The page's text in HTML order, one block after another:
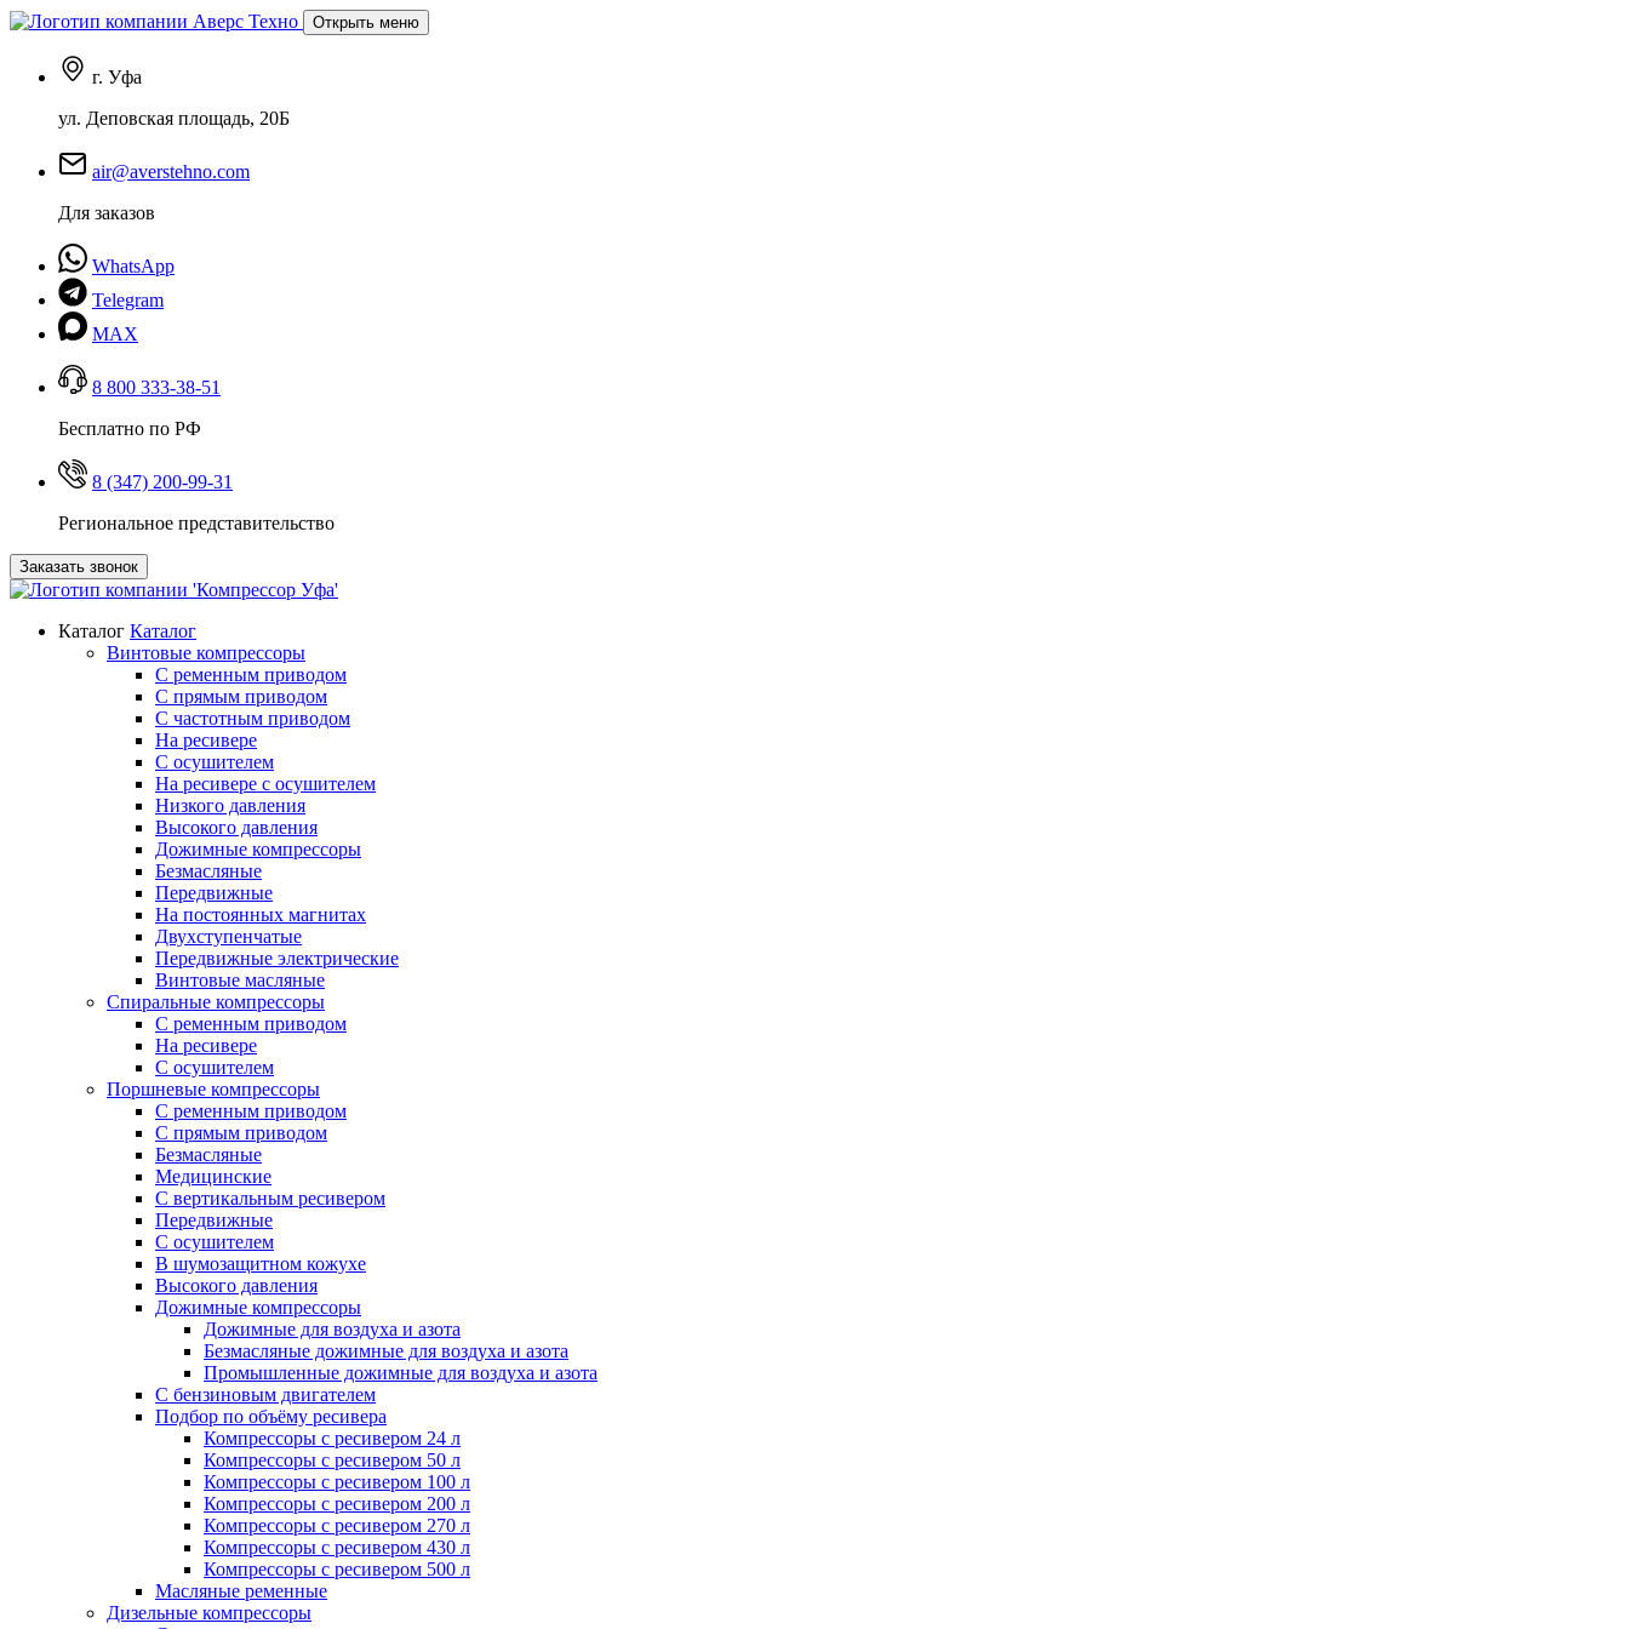
Открыть меню
г. Уфа
ул. Деповская площадь, 20Б
air@averstehno.com
Для заказов
WhatsApp
Telegram
MAX
8 800 333-38-51
Бесплатно по РФ
8 (347) 200-99-31
Региональное представительство
Заказать звонок
Каталог Каталог
Винтовые компрессоры
С ременным приводом
С прямым приводом
С частотным приводом
На ресивере
С осушителем
На ресивере с осушителем
Низкого давления
Высокого давления
Дожимные компрессоры
Безмасляные
Передвижные
На постоянных магнитах
Двухступенчатые
Передвижные электрические
Винтовые масляные
Спиральные компрессоры
С ременным приводом
На ресивере
С осушителем
Поршневые компрессоры
С ременным приводом
С прямым приводом
Безмасляные
Медицинские
С вертикальным ресивером
Передвижные
С осушителем
В шумозащитном кожухе
Высокого давления
Дожимные компрессоры
Дожимные для воздуха и азота
Безмасляные дожимные для воздуха и азота
Промышленные дожимные для воздуха и азота
С бензиновым двигателем
Подбор по объёму ресивера
Компрессоры с ресивером 24 л
Компрессоры с ресивером 50 л
Компрессоры с ресивером 100 л
Компрессоры с ресивером 200 л
Компрессоры с ресивером 270 л
Компрессоры с ресивером 430 л
Компрессоры с ресивером 500 л
Масляные ременные
Дизельные компрессоры